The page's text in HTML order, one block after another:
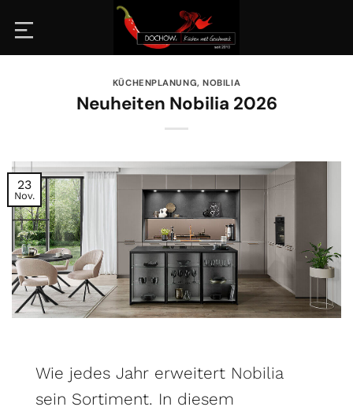
Inhalt
KÜCHENPLANUNG,NOBILIA
Neuheiten Nobilia 2026
23
Nov.
Wie jedes Jahr erweitert Nobilia
sein Sortiment. In diesem